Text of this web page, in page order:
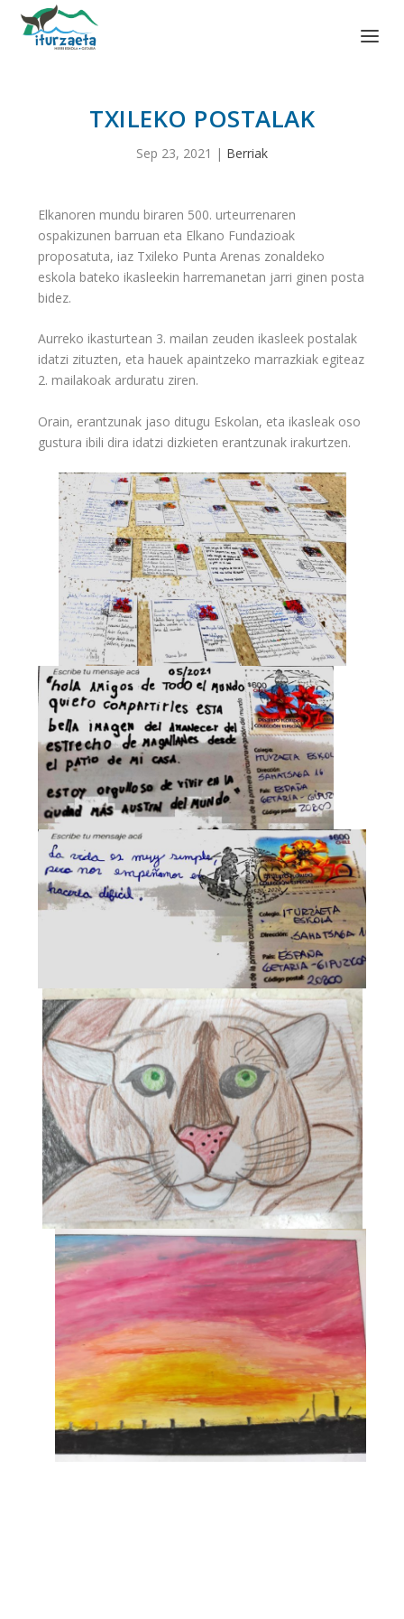
TXILEKO POSTALAK
Sep 23, 2021 | Berriak
Elkanoren mundu biraren 500. urteurrenaren
ospakizunen barruan eta Elkano Fundazioak
proposatuta, iaz Txileko Punta Arenas zonaldeko
eskola bateko ikasleekin harremanetan jarri ginen posta
bidez.
Aurreko ikasturtean 3. mailan zeuden ikasleek postalak
idatzi zituzten, eta hauek apaintzeko marrazkiak egiteaz
2. mailakoak arduratu ziren.
Orain, erantzunak jaso ditugu Eskolan, eta ikasleak oso
gustura ibili dira idatzi dizkieten erantzunak irakurtzen.